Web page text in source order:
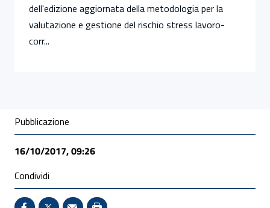
dell'edizione aggiornata della metodologia per la
valutazione e gestione del rischio stress lavoro-
corr...
Condivisione social
Pubblicazione
16/10/2017, 09:26
Condividi